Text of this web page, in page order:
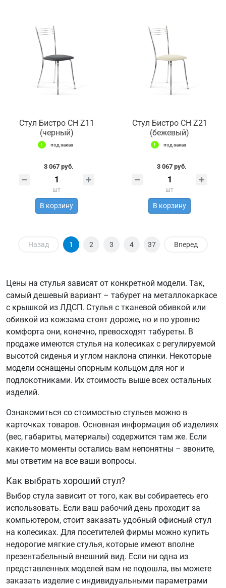
Стул Бистро СН Z11
(черный)
под заказ
3 067 руб.
шт
В корзину
Стул Бистро СН Z21
(бежевый)
под заказ
3 067 руб.
шт
В корзину
Назад 1 2 3 4 37 Вперед
Цены на стулья зависят от конкретной модели. Так,
самый дешевый вариант – табурет на металлокаркасе
с крышкой из ЛДСП. Стулья с тканевой обивкой или
обивкой из кожзама стоят дороже, но и по уровню
комфорта они, конечно, превосходят табуреты. В
продаже имеются стулья на колесиках с регулируемой
высотой сиденья и углом наклона спинки. Некоторые
модели оснащены опорным кольцом для ног и
подлокотниками. Их стоимость выше всех остальных
изделий.
Ознакомиться со стоимостью стульев можно в
карточках товаров. Основная информация об изделиях
(вес, габариты, материалы) содержится там же. Если
какие-то моменты остались вам непонятны – звоните,
мы ответим на все ваши вопросы.
Как выбрать хороший стул?
Выбор стула зависит от того, как вы собираетесь его
использовать. Если ваш рабочий день проходит за
компьютером, стоит заказать удобный офисный стул
на колесиках. Для посетителей фирмы можно купить
недорогие мягкие стулья, которые имеют вполне
презентабельный внешний вид. Если ни одна из
представленных моделей вам не подошла, вы можете
заказать изделие с индивидуальными параметрами